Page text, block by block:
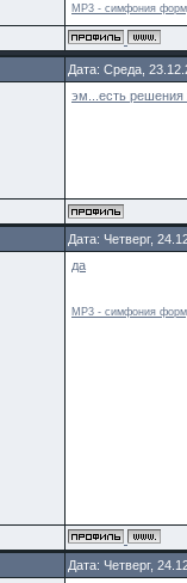
MP3 - симфония
Дата: Среда,
эм...есть решения
Дата: Четверг,
да
MP3 - симфония
Дата: Четверг,